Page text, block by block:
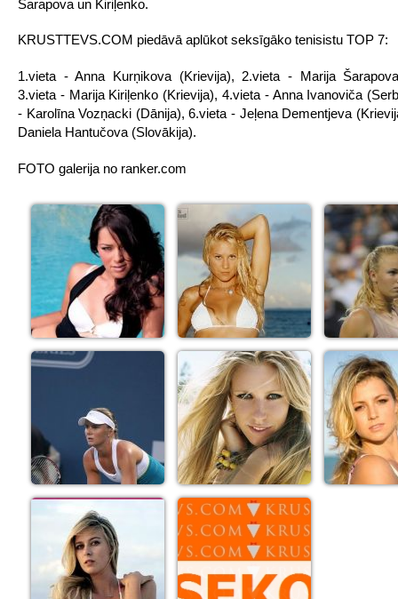
Šarapova un Kiriļenko.
KRUSTTEVS.COM piedāvā aplūkot seksīgāko tenisistu TOP 7:
1.vieta - Anna Kurņikova (Krievija), 2.vieta - Marija
3.vieta - Marija Kiriļenko (Krievija), 4.vieta - Anna Ivanoviča
- Karolīna Vozņacki (Dānija), 6.vieta - Jeļena Dementjeva
Daniela Hantučova (Slovākija).
FOTO galerija no ranker.com